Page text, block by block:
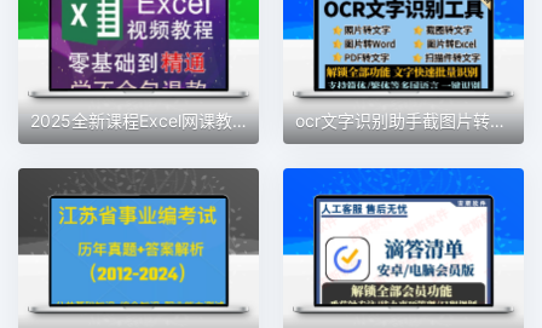
2025全新课程Excel网课教程函数公式从入门到精通数据处理与分析 ocr文字识别助手截图片转Excel/word/pdf批量转换扫描件提取工具